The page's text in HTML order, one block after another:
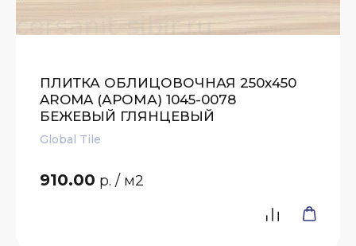
ПЛИТКА ОБЛИЦОВОЧНАЯ 250х450
AROMA (АРОМА) 1045-0078
БЕЖЕВЫЙ ГЛЯНЦЕВЫЙ
Global Tile
910.00 р. / м2